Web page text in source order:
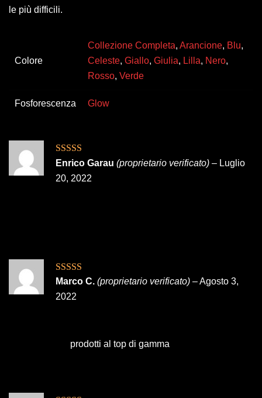
le più difficili.
Colore
Collezione Completa, Arancione, Blu,
Celeste, Giallo, Giulia, Lilla, Nero,
Rosso, Verde
Fosforescenza Glow
Valutato
3su 5
Enrico Garau (proprietario verificato) – Luglio
20, 2022
Valutato5 su
5
Marco C. (proprietario verificato) –Agosto 3,
2022
prodotti al top di gamma